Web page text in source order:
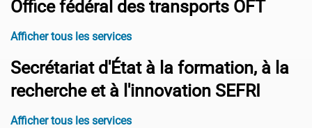
Office fédéral des transports OFT
Afficher tous les services
Secrétariat d'État à la formation, à la
recherche et à l'innovation SEFRI
Afficher tous les services